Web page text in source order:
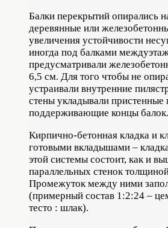
Балки перекрытий опирались
деревянные или
увеличения устойчивости
иногда под балками
предусматривали
6,5 см. Для того чтобы не
устраивали внутренние
стены укладывали пристенные
поддерживающие концы балок.
Кирпично-бетонная кладка и
готовыми вкладышами –
этой системы состоит, как и
параллельных стенок
Промежуток между ними
(примерный состав 1:2:24 –
тесто : шлак).